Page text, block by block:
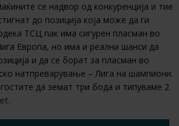
се надвор од конкуренција и тие
до позиција која може да ги
ТСЦ пак има сигурен пласман во
Европа, но има и реални шанси да
и да се борат за пласман во
натпреварување – Лига на шампиони.
да земат три бода и типуваме 2
.